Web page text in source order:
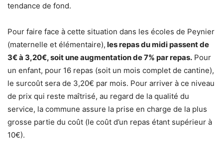
tendance de fond.
Pour faire face à cette situation dans les écoles de Peynier
(maternelle et élémentaire), les repas du midi passent de
3€ à 3,20€, soit une augmentation de 7% par repas. Pour
un enfant, pour 16 repas (soit un mois complet de cantine),
le surcoût sera de 3,20€ par mois. Pour arriver à ce niveau
de prix qui reste maîtrisé, au regard de la qualité du
service, la commune assure la prise en charge de la plus
grosse partie du coût (le coût d’un repas étant supérieur à
10€).